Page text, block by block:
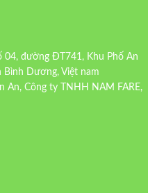
04, đường ĐT741, Khu Phố An
Bình Dương, Việt nam
An, Công ty TNHH NAM FARE,